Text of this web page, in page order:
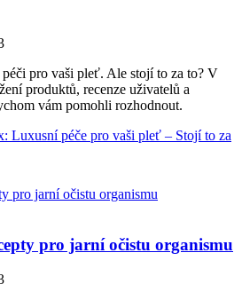
pro vaši pleť. Ale stojí to za to? V
produktů, recenze uživatelů a
vám pomohli rozhodnout.
Luxusní péče pro vaši pleť – Stojí to za
pro jarní očistu organismu